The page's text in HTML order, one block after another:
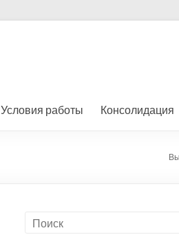
Условия работы Консолидация